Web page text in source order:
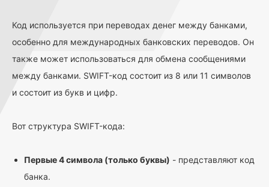
Код используется при переводах денег между банками,
особенно для международных банковских переводов. Он
также может использоваться для обмена сообщениями
между банками. SWIFT-код состоит из 8 или 11 символов
и состоит из букв и цифр.
Вот структура SWIFT-кода:
Первые 4 символа (только буквы) - представляют код
банка.